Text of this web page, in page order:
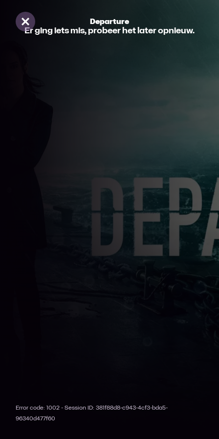
Sluiten
Departure
Er ging iets mis, probeer het later opnieuw.
Error code: 1002 Session ID: 381f88d8-c943-4cf3-bda5-
96340d477f60